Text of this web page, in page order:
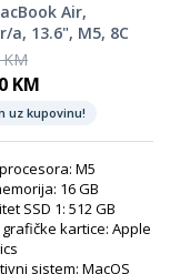
Air,
a, 13.6", M5, 8C
RAM, 512GB SSD,
laptop
KM
KM
uz kupovinu!
M5
16 GB
SSD 1: 512 GB
kartice: Apple
sistem: MacOS